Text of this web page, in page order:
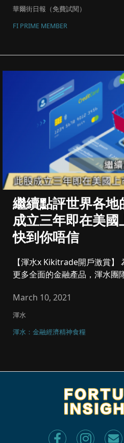
華爾街日報（免費試閱）
FI PRIME MEMBER
繼續點評世界各
成立三年即在美
快到你唔信
【渾水x Kikitrade開戶激賞】
更多全面的金融產品，渾水團
March 10, 2021
渾水
渾水：金融經濟精神食糧